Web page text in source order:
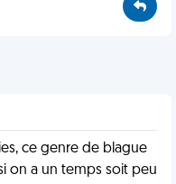
ce genre de blague
on a un temps soit peu